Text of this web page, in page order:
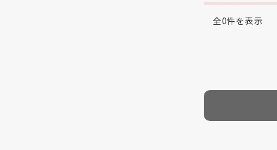
全0件を表示